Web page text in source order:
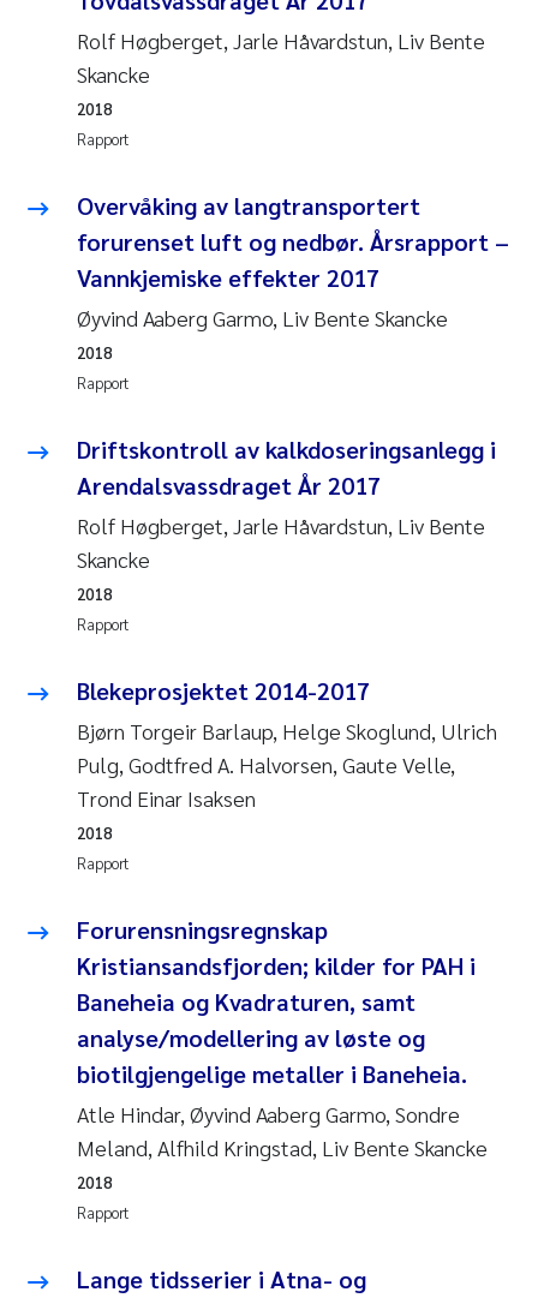
Rolf Høgberget, Jarle Håvardstun, Liv Bente
Skancke
Rapport
2018
Overvåking av langtransportert
forurenset luft og nedbør. Årsrapport –
Vannkjemiske effekter 2017
Øyvind Aaberg Garmo, Liv Bente Skancke
Rapport
2018
Driftskontroll av kalkdoseringsanlegg i
Arendalsvassdraget År 2017
Rolf Høgberget, Jarle Håvardstun, Liv Bente
Skancke
Rapport
2018
Blekeprosjektet 2014-2017
Bjørn Torgeir Barlaup, Helge Skoglund, Ulrich
Pulg, Godtfred A. Halvorsen, Gaute Velle,
Trond Einar Isaksen
Rapport
2018
Forurensningsregnskap
Kristiansandsfjorden; kilder for PAH i
Baneheia og Kvadraturen, samt
analyse/modellering av løste og
biotilgjengelige metaller i Baneheia.
Atle Hindar, Øyvind Aaberg Garmo, Sondre
Meland, Alfhild Kringstad, Liv Bente Skancke
Rapport
2018
Lange tidsserier i Atna- og